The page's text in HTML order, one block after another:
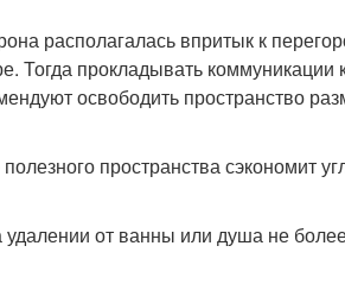
располагалась впритык к
Тогда прокладывать коммуникации
освободить пространство
пространства сэкономит
от ванны или душа не